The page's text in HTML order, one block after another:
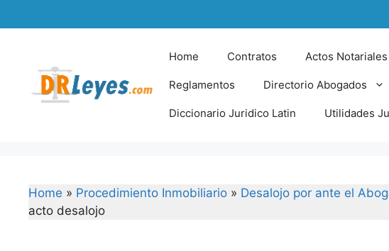
to
Home Contratos Actos Notariales
Reglamentos Directorio Abogados
Diccionario Juridico Latin Utilidades
Home » Procedimiento Inmobiliario » Desalojo por ante el
acto desalojo